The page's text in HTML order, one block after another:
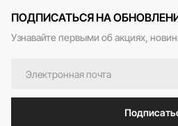
ПОДПИСАТЬСЯ НА
Узнавайте первыми об акциях,